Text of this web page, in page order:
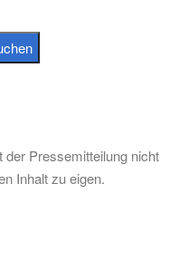
Pressemitteilung nicht
Inhalt zu eigen.